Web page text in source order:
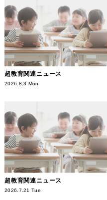
超教育関連ニュース
2026.8.3 Mon
超教育関連ニュース
2026.7.21 Tue